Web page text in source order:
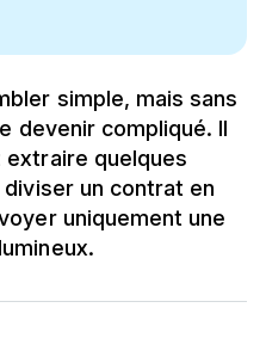
simple, mais sans
devenir compliqué. Il
quelques
diviser un contrat en
uniquement une